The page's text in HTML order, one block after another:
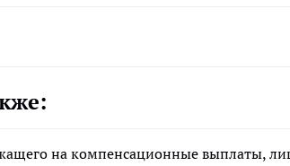
на компенсационные выплаты,